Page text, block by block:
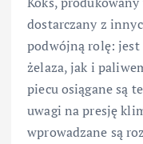
dostarczany z
podwójną rolę:
żelaza, jak i
piecu osiągane są
uwagi na presję
wprowadzane są